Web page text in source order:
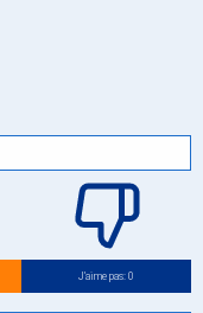
J’aime pas: 0